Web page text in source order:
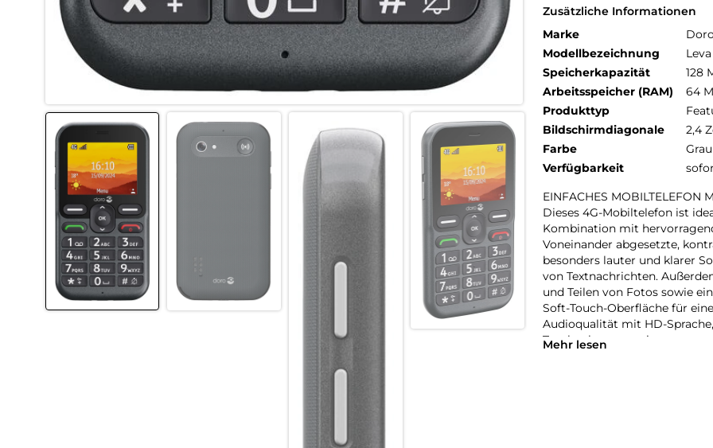
Zusätzliche Informationen
Marke
Modellbezeichnung
Leva
Speicherkapazität
128
Arbeitsspeicher (RAM)
64
Produkttyp
Bildschirmdiagonale
2,4
Farbe
Grau
Verfügbarkeit
EINFACHES MOBILTELEFON
Dieses 4G-Mobiltelefon ist
Kombination mit
Voneinander abgesetzte,
besonders lauter und klarer
von Textnachrichten.
und Teilen von Fotos sowie
Soft-Touch-Oberfläche für
Audioqualität mit HD-
Taschenlampe,
Mehr lesen